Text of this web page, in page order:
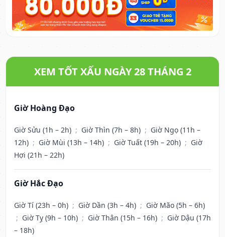
XEM TỐT XẤU NGÀY 28 THÁNG 2
Giờ Hoàng Đạo
Giờ Sửu (1h – 2h) ; Giờ Thìn (7h – 8h) ; Giờ Ngọ (11h –
12h) ; Giờ Mùi (13h – 14h) ; Giờ Tuất (19h – 20h) ; Giờ
Hợi (21h – 22h)
Giờ Hắc Đạo
Giờ Tí (23h – 0h) ; Giờ Dần (3h – 4h) ; Giờ Mão (5h – 6h)
; Giờ Tỵ (9h – 10h) ; Giờ Thân (15h – 16h) ; Giờ Dậu (17h
– 18h)